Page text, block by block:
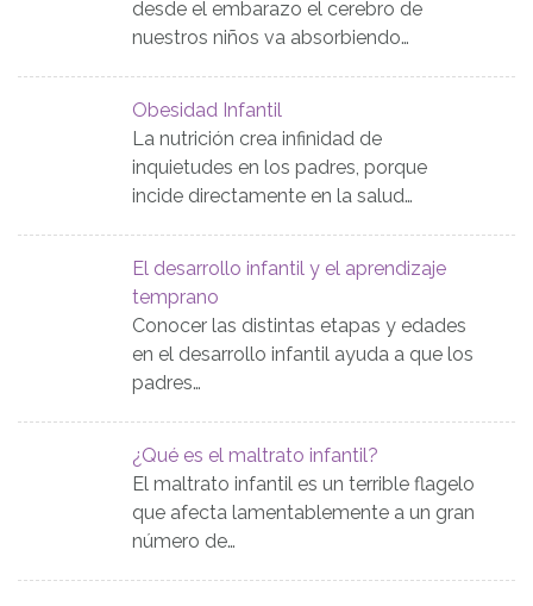
desde el embarazo el cerebro de
nuestros niños va absorbiendo…
Obesidad Infantil
La nutrición crea infinidad de
inquietudes en los padres, porque
incide directamente en la salud…
El desarrollo infantil y el aprendizaje
temprano
Conocer las distintas etapas y edades
en el desarrollo infantil ayuda a que los
padres…
¿Qué es el maltrato infantil?
El maltrato infantil es un terrible flagelo
que afecta lamentablemente a un gran
número de…